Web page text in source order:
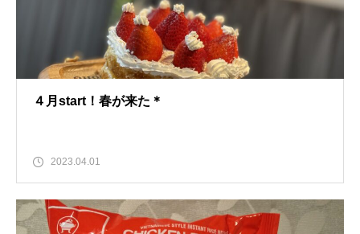
４月start！春が来た＊
2023.04.01